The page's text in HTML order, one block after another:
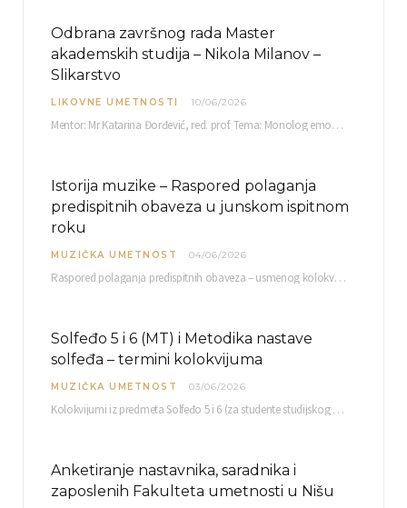
Odbrana završnog rada Master
akademskih studija – Nikola Milanov –
Slikarstvo
LIKOVNE UMETNOSTI 10/06/2026
Mentor: Mr Katarina Đorđević, red. prof. Tema: Monolog emocija Sreda, 17. 06. 2026. u 15:30 sati Sala br. 12 Fakulteta umetnosti u Nišu, Kneginje…
Istorija muzike – Raspored polaganja
predispitnih obaveza u junskom ispitnom
roku
MUZIČKA UMETNOST 04/06/2026
Raspored polaganja predispitnih obaveza – usmenog kolokvijuma i testa iz slušanja muzike – objavljen je…
Solfeđo 5 i 6 (MT) i Metodika nastave
solfeđa – termini kolokvijuma
MUZIČKA UMETNOST 03/06/2026
Kolokvijumi iz predmeta Solfeđo 5 i 6 (za studente studijskog programa Muzička teorija) i Metodika…
Anketiranje nastavnika, saradnika i
zaposlenih Fakulteta umetnosti u Nišu